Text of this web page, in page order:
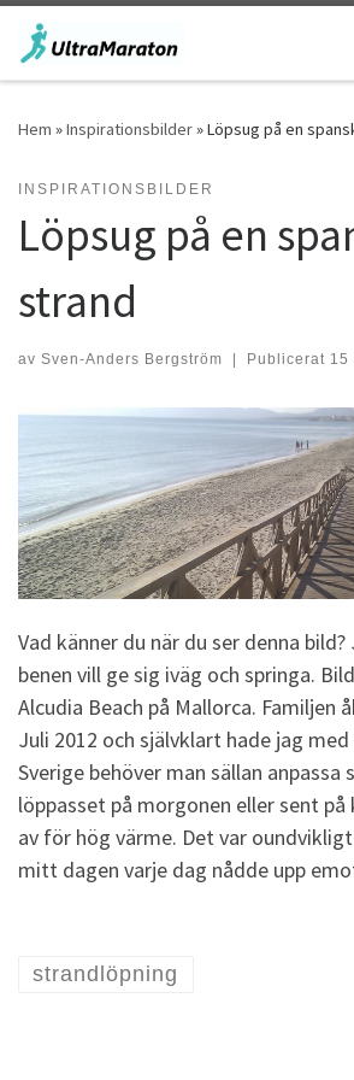
Hoppa till innehåll
Hem »Inspirationsbilder»Löpsug på en
INSPIRATIONSBILDER
Löpsug på en
strand
av Sven-Anders Bergström | Publicerat 15
Vad känner du när du ser denna
benen vill ge sig iväg och springa.
Alcudia Beach på Mallorca. Familjen
Juli 2012 och självklart hade jag
Sverige behöver man sällan
löppasset på morgonen eller sent på
av för hög värme. Det var
mitt dagen varje dag nådde upp
strandlöpning